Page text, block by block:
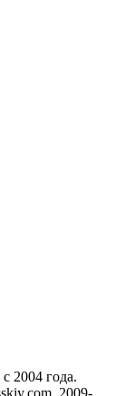
2004 года.